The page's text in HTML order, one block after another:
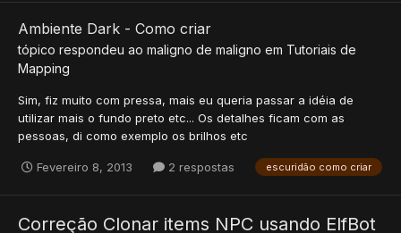
Ambiente Dark - Como criar
tópico respondeu ao maligno de maligno em Tutoriais de
Mapping
Sim, fiz muito com pressa, mais eu queria passar a idéia de
utilizar mais o fundo preto etc... Os detalhes ficam com as
pessoas, di como exemplo os brilhos etc
Fevereiro 8, 2013 2 respostas escuridão como criar
Correção Clonar items NPC usando ElfBot